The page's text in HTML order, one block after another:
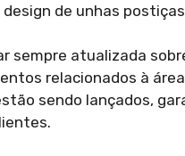
de unhas
sempre atualizada
relacionados à
sendo lançados,